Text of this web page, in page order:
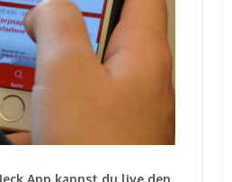
App kannst du live den